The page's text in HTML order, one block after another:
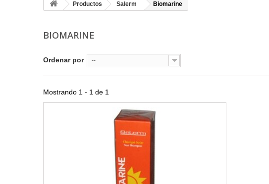
Productos Salerm Biomarine
BIOMARINE
Ordenar por --
Mostrando 1 - 1 de 1